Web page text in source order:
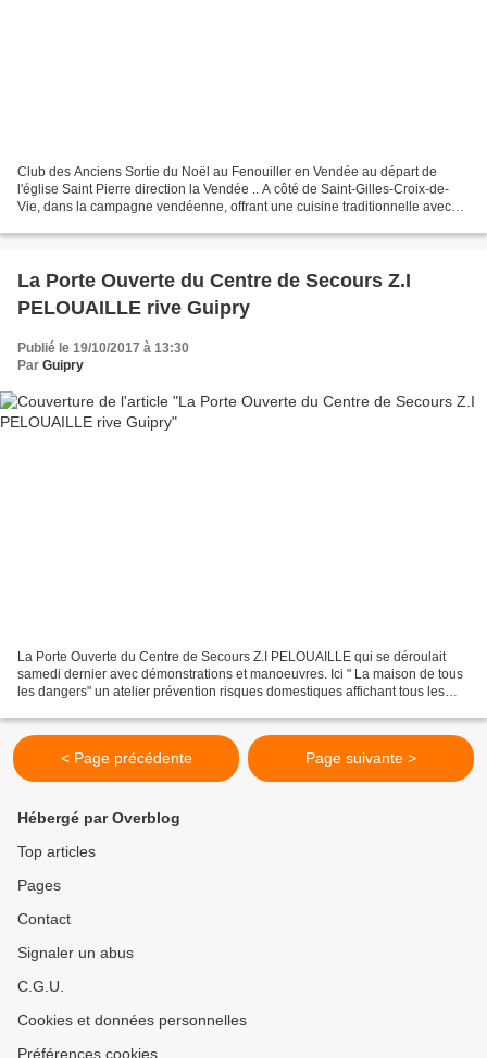
Club des Anciens Sortie du Noël au Fenouiller en Vendée au départ de
l'église Saint Pierre direction la Vendée .. A côté de Saint-Gilles-Croix-de-
Vie, dans la campagne vendéenne, offrant une cuisine traditionnelle avec
La Porte Ouverte du Centre de Secours Z.I
PELOUAILLE rive Guipry
Publié le 19/10/2017 à 13:30
Par Guipry
La Porte Ouverte du Centre de Secours Z.I PELOUAILLE qui se déroulait
samedi dernier avec démonstrations et manoeuvres. Ici " La maison de tous
les dangers" un atelier prévention risques domestiques affichant tous les
< Page précédente Page suivante >
Hébergé par Overblog
Top articles
Pages
Contact
Signaler un abus
C.G.U.
Cookies et données personnelles
Préférences cookies